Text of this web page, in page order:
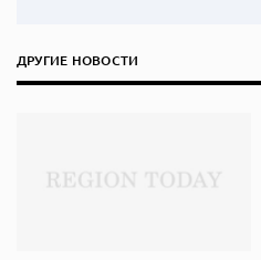
ДРУГИЕ НОВОСТИ